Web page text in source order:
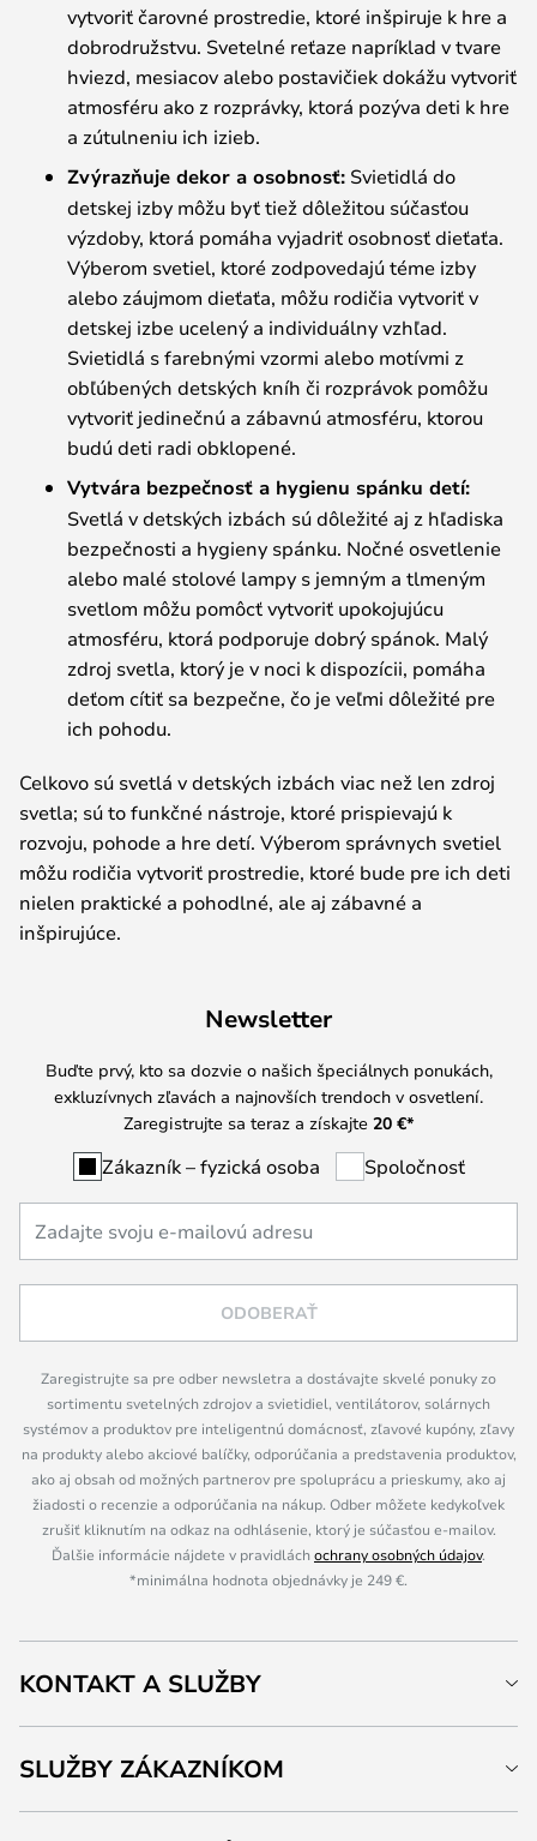
vytvoriť čarovné prostredie, ktoré inšpiruje k hre a
dobrodružstvu. Svetelné reťaze napríklad v tvare
hviezd, mesiacov alebo postavičiek dokážu vytvoriť
atmosféru ako z rozprávky, ktorá pozýva deti k hre
a zútulneniu ich izieb.
Zvýrazňuje dekor a osobnosť: Svietidlá do
detskej izby môžu byť tiež dôležitou súčasťou
výzdoby, ktorá pomáha vyjadriť osobnosť dieťaťa.
Výberom svetiel, ktoré zodpovedajú téme izby
alebo záujmom dieťaťa, môžu rodičia vytvoriť v
detskej izbe ucelený a individuálny vzhľad.
Svietidlá s farebnými vzormi alebo motívmi z
obľúbených detských kníh či rozprávok pomôžu
vytvoriť jedinečnú a zábavnú atmosféru, ktorou
budú deti radi obklopené.
Vytvára bezpečnosť a hygienu spánku detí:
Svetlá v detských izbách sú dôležité aj z hľadiska
bezpečnosti a hygieny spánku. Nočné osvetlenie
alebo malé stolové lampy s jemným a tlmeným
svetlom môžu pomôcť vytvoriť upokojujúcu
atmosféru, ktorá podporuje dobrý spánok. Malý
zdroj svetla, ktorý je v noci k dispozícii, pomáha
deťom cítiť sa bezpečne, čo je veľmi dôležité pre
ich pohodu.
Celkovo sú svetlá v detských izbách viac než len zdroj
svetla; sú to funkčné nástroje, ktoré prispievajú k
rozvoju, pohode a hre detí. Výberom správnych svetiel
môžu rodičia vytvoriť prostredie, ktoré bude pre ich deti
nielen praktické a pohodlné, ale aj zábavné a
inšpirujúce.
Newsletter
Buďte prvý, kto sa dozvie o našich špeciálnych ponukách,
exkluzívnych zľavách a najnovších trendoch v osvetlení.
Zaregistrujte sa teraz a získajte 20 €*
Zákazník – fyzická osoba Spoločnosť
ODOBERAŤ
Zaregistrujte sa pre odber newsletra a dostávajte skvelé ponuky zo
sortimentu svetelných zdrojov a svietidiel, ventilátorov, solárnych
systémov a produktov pre inteligentnú domácnosť, zľavové kupóny, zľavy
na produkty alebo akciové balíčky, odporúčania a predstavenia produktov,
ako aj obsah od možných partnerov pre spoluprácu a prieskumy, ako aj
žiadosti o recenzie a odporúčania na nákup. Odber môžete kedykoľvek
zrušiť kliknutím na odkaz na odhlásenie, ktorý je súčasťou e-mailov.
Ďalšie informácie nájdete v pravidláchochrany osobných údajov.
*minimálna hodnota objednávky je 249 €.
KONTAKT A SLUŽBY
SLUŽBY ZÁKAZNÍKOM